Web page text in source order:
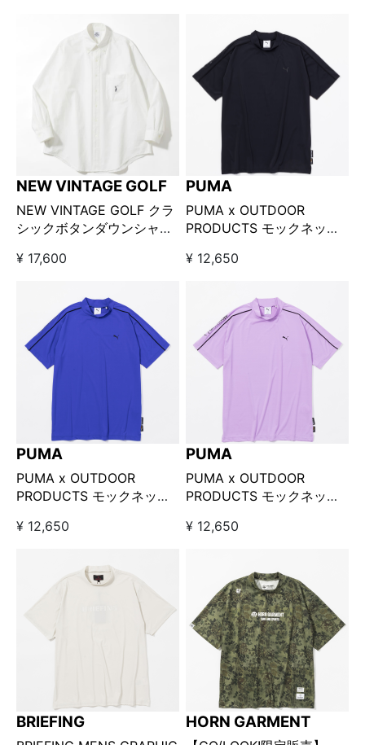
NEW VINTAGE GOLF
NEW VINTAGE GOLF クラ
シックボタンダウンシャツ
¥ 17,600
PUMA
PUMA x OUTDOOR
PRODUCTS モックネック
¥ 12,650
PUMA
PUMA x OUTDOOR
PRODUCTS モックネック
¥ 12,650
PUMA
PUMA x OUTDOOR
PRODUCTS モックネック
¥ 12,650
BRIEFING HORN GARMENT